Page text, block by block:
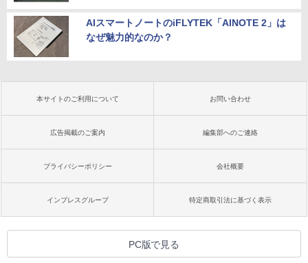
AIスマートノートのiFLYTEK「AINOTE 2」は
なぜ魅力的なのか？
本サイトのご利用について お問い合わせ
広告掲載のご案内 編集部へのご連絡
プライバシーポリシー 会社概要
インプレスグループ 特定商取引法に基づく表示
PC版で見る